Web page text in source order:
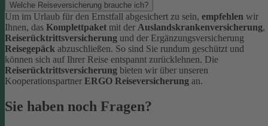
Welche Reiseversicherung brauche ich?
Um im Urlaub für den Ernstfall abgesichert zu sein, empfehlen wir
Ihnen, das Komplettpaket mit der Auslandskrankenversicherung,
Reiserücktrittsversicherung und der Ergänzungsversicherung
Reisegepäck abzuschließen. So sind Sie rundum geschützt und
können sich auf Ihrer Reise entspannt zurücklehnen. Die
Reiserücktrittsversicherung bieten wir über unseren
Kooperationspartner ERGO Reiseversicherung an.
Sie haben noch Fragen?